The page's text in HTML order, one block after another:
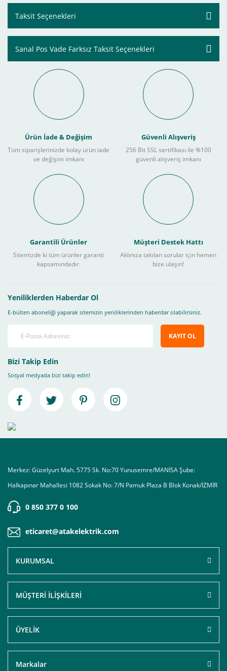
Taksit Seçenekleri
Sanal Pos Vade Farksız Taksit Seçenekleri
Ürün İade & Değişim
Tüm siparişlerinizde kolay ürün iade
ve değişim imkanı
Güvenli Alışveriş
256 Bit SSL sertifikası ile %100
güvenli alışveriş imkanı
Garantili Ürünler
Sitemizde ki tüm ürünler garanti
kapsamındadır.
Müşteri Destek Hattı
Aklınıza takılan sorular için hemen
bize ulaşın!
Yeniliklerden Haberdar Ol
E-bülten aboneliği yaparak sitemizin yeniliklerinden haberdar olabilirsiniz.
KAYIT OL
Bizi Takip Edin
Sosyal medyada bizi takip edin!
Merkez: Güzelyurt Mah. 5775 Sk. No:70 Yunusemre/MANİSA Şube:
Halkapınar Mahallesi 1082 Sokak No: 7/N Pamuk Plaza B Blok Konak/İZMİR
0 850 377 0 100
eticaret@atakelektrik.com
KURUMSAL
MÜŞTERİ İLİŞKİLERİ
ÜYELİK
Markalar